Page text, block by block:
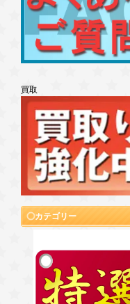
買取
カテゴリー